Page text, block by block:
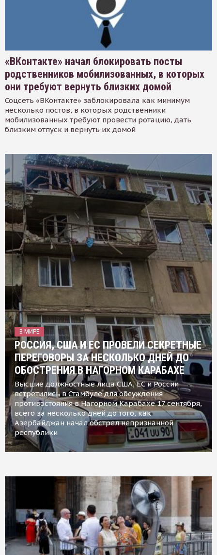
«ВКонтакте» начал блокировать посты
родственников мобилизованных, в которых
они требуют вернуть близких домой
Соцсеть «ВКонтакте» заблокировала как минимум
несколько постов, в которых родственники
мобилизованных требуют провести ротацию, дать
близким отпуск и вернуть их домой
В МИРЕ
РОССИЯ, США И ЕС ПРОВЕЛИ СЕКРЕТНЫЕ
ПЕРЕГОВОРЫ ЗА НЕСКОЛЬКО ДНЕЙ ДО
ОБОСТРЕНИЯ В НАГОРНОМ КАРАБАХЕ
Высшие должностные лица США, ЕС и России
встретились в Стамбуле для обсуждения
противостояния в Нагорном Карабахе 17 сентября,
всего за несколько дней до того, как
Азербайджан начал обстрел непризнанной
республики